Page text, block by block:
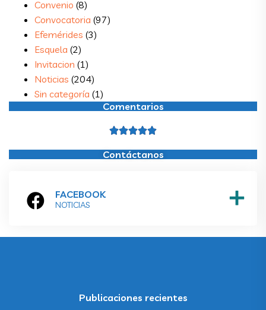
Efemérides(3)
Esquela(2)
Invitacion(1)
Noticias (204)
Sin categoría

Contáctanos
Aviso sobre publicación final de resultados de